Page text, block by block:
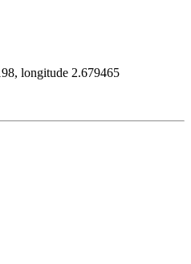
longitude 2.679465